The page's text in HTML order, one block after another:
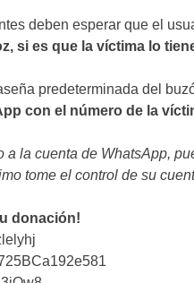
deben esperar que el
si es que la víctima lo
predeterminada del
con el número de la
la cuenta de WhatsApp,
tome el control de su
donación!